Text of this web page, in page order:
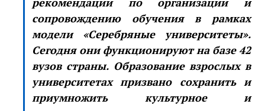
рекомендации по организации и
сопровождению обучения в рамках
модели «Серебряные университеты».
Сегодня они функционируют на базе 42
вузов страны. Образование взрослых в
университетах призвано сохранить и
приумножить культурное и